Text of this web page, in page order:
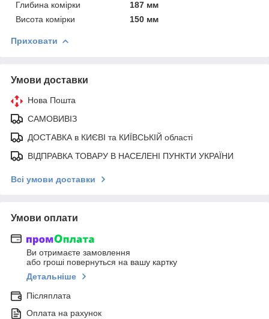
Глибина комірки
187 мм
Висота комірки
150 мм
Приховати
Умови доставки
Нова Пошта
САМОВИВІЗ
ДОСТАВКА в КИЄВІ та КИЇВСЬКІЙ області
ВІДПРАВКА ТОВАРУ В НАСЕЛЕНІ ПУНКТИ УКРАЇНИ
Всі умови доставки
Умови оплати
Ви отримаєте замовлення
або гроші повернуться на вашу картку
Детальніше
Післяплата
Оплата на рахунок